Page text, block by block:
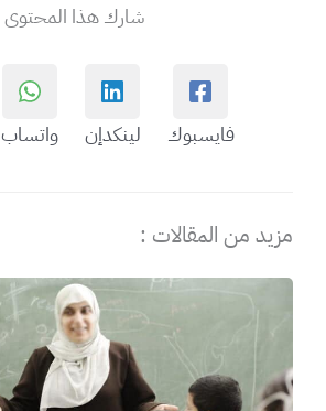
شارك هذا المحتوى
فايسبوك لينكدإن واتساب
مزيد من المقالات :